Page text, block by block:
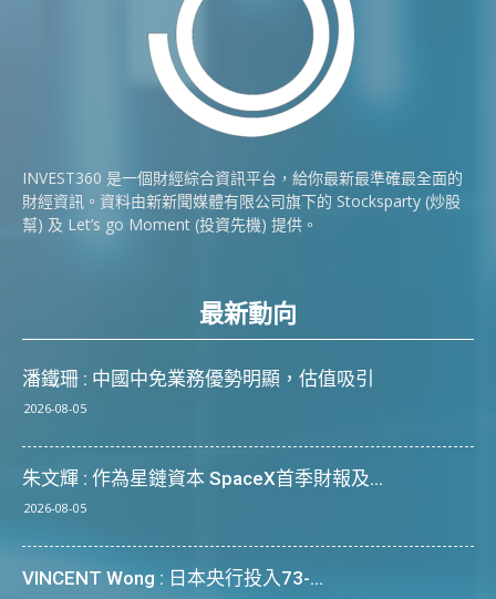
INVEST360 是一個財經綜合資訊平台，給你最新最準確最全面的
財經資訊。資料由新新聞媒體有限公司旗下的 Stocksparty (炒股
幫) 及 Let’s go Moment (投資先機) 提供。
最新動向
潘鐵珊 : 中國中免業務優勢明顯，估值吸引
2026-08-05
朱文輝 : 作為星鏈資本 SpaceX首季財報及...
2026-08-05
VINCENT Wong : 日本央行投入73-...